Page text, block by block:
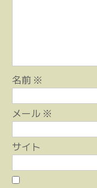
名前 ※
メール ※
サイト